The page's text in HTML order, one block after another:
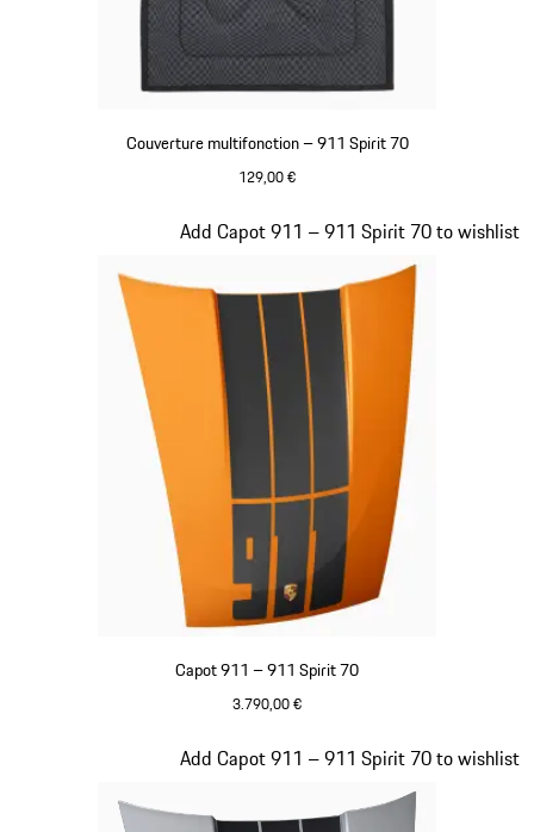
Couverture multifonction – 911 Spirit 70
129,00 €
Capot 911 – 911 Spirit 70
3.790,00 €
Add Capot 911 – 911 Spirit 70 to wishlist
Diapositive 19 sur 20
Add Capot 911 – 911 Spirit 70 to wishlist
Diapositive 20 sur 20